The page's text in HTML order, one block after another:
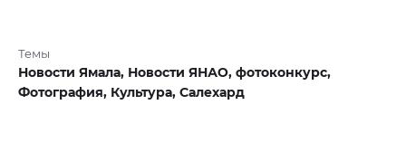
Темы
Новости Ямала, Новости ЯНАО, фотоконкурс,
Фотография, Культура, Салехард